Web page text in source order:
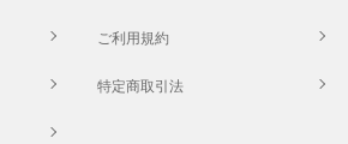
ご利用規約
特定商取引法